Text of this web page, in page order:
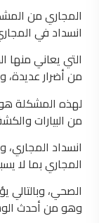
المجاري من
انسداد في
التي يعاني منها
من أضرار عديدة،
لهذه المشكلة هو
من البيارات
انسداد المجاري،
المجاري بما لا
الصحي، وبالتالي
وهو من أحدث